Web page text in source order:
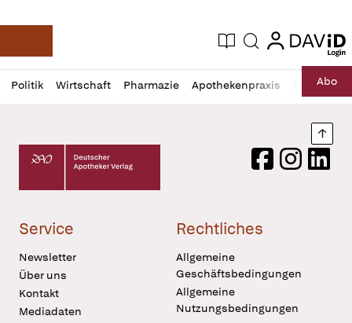
Deutsche Apotheker Zeitung
Aktuelle Ausgabe
Suche login
login
Politik Wirtschaft Pharmazie Apothekenpraxis RechtAbo
Profil
öffnen
Daz
Pur
Deutscher Apotheker Verlag Logo
FacebookInstagram
Service
Newsletter
Über uns
Kontakt
Mediadaten
Rechtliches
Allgemeine
Geschäftsbedingungen
Allgemeine
Nutzungsbedingungen